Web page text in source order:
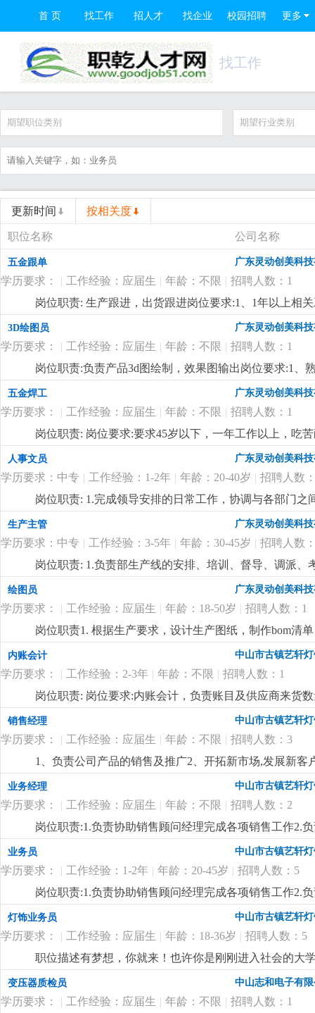
首 页 找工作 招人才 找企业 校园招聘 更多
找工作
期望职位类别 期望行业类别
更新时间 按相关度
职位名称 公司名称
五金跟单 广东灵动创美科
学历要求： | 工作经验：应届生 | 年龄：不限 | 招聘人数：1
岗位职责: 生产跟进，出货跟进岗位要求:1、1年以上相
word, excel等办公软件，电脑操作熟练3、具有较强的团
3D绘图员 广东灵动创美科
学历要求： | 工作经验：应届生 | 年龄：不限 | 招聘人数：1
岗位职责:负责产品3d图绘制，效果图输出岗位要求:1、
2、有良好的沟通、理解能力，有责任心更详细...
五金焊工 广东灵动创美科
学历要求： | 工作经验：应届生 | 年龄：不限 | 招聘人数：1
岗位职责: 岗位要求:要求45岁以下，一年工作以上，吃
人事文员 广东灵动创美科
学历要求：中专 | 工作经验：1-2年 | 年龄：20-40岁 | 招聘人数
岗位职责: 1.完成领导安排的日常工作，协调与各部门
工作，应聘人员的预约、接待及初试；4.员工入职离职
5.负责办公室考勤、车间工资的核算；岗位要求:1.中专
六大模块，实际操作能力强3.负责监督实施各项管理制
管各部门日常工作5.有一定的写作能力，熟练使用办公
生产主管 广东灵动创美科
学历要求：中专 | 工作经验：3-5年 | 年龄：30-45岁 | 招聘人数
岗位职责: 1.负责部生产线的安排、培训、督导、调派
时掌握属员之心态与动向，及时反映属员之情况，并研
司、融入公司文化、热爱公司、热爱本行业、为公司创
组的生产任务、生产顺序及完成期限，产前说明并严格
状况，调控好生产序次与进度，带领团队按时、保质、
措施且督导实施，确定指标产量并贯彻达成 4.负责安排
程中之自我品质控制及物料损耗有效管制之督导 6.负责
导执行，上报处理异常 8.负责安排人员执行不良品、不
表之编制、审核、分析与呈报10.负责作业现场6s工作
位要求:1.1年以上生产现场管理工作经验,有电子产品生
质量控制及生产效率提升4.生产现场''6s‘管理 更详细...
绘图员 广东灵动创美科
学历要求： | 工作经验：应届生 | 年龄：18-50岁 | 招聘人数：1
岗位职责1. 根据生产要求，设计生产图纸，制作bom清
根据市场需求，研发设计新产品并退出市场任职要求1.
加工工艺、钣金工艺和流程及常见五金件的性能；3. 对
有上进心，责任感，拼搏精神5. 一经录用，待遇优厚
内账会计 中山市古镇艺轩
学历要求： | 工作经验：2-3年 | 年龄：不限 | 招聘人数：1
岗位职责: 岗位要求:内账会计，负责账目及供应商来货
销售经理 中山市古镇艺轩
学历要求： | 工作经验：应届生 | 年龄：不限 | 招聘人数：3
1、负责公司产品的销售及推广2、开拓新市场,发展新
战略合作计划。4，反应敏捷、表达能力强，具有较强
判断能力，良好的客户服务意识；5、有责任心，能承
灯经验者优先；有团队管理经验、有团队协作精神，善
业务经理 中山市古镇艺轩
学历要求： | 工作经验：应届生 | 年龄：不限 | 招聘人数：2
岗位职责:1.负责协助销售顾问经理完成各项销售工作2.
做好市场相关的各项业务事宜岗位要求:1.初中及以上学
心，做事细心，有上进心4.具有较强的沟通协调能力，
带团队的经验更详细...
业务员 中山市古镇艺轩
学历要求： | 工作经验：1-2年 | 年龄：20-45岁 | 招聘人数：5
岗位职责:1.负责协助销售顾问经理完成各项销售工作2.
做好市场相关的各项业务事宜岗位要求:1.初中及以上学
心，做事细心，有上进心4.具有较强的沟通协调能力，
应外地出差9.有意向请联系：邓小姐更详细...
灯饰业务员 中山市古镇艺轩
学历要求： | 工作经验：应届生 | 年龄：18-36岁 | 招聘人数：5
职位描述有梦想，你就来！也许你是刚刚进入社会的大
普通员工，自己的价值并没有完全体现；也许你是一批
场，有丰厚的奖金，你可以看见自己的未来，实现自己
训。培训合格之后可以选择自己所属城市开发业务，具
变压器质检员 中山志和电子有
学历要求： | 工作经验：应届生 | 年龄：不限 | 招聘人数：1